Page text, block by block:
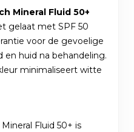
Mineral Fluid 50+
gelaat met SPF 50
voor de gevoelige
en huid na behandeling.
minimaliseert witte
Fluid 50+ is